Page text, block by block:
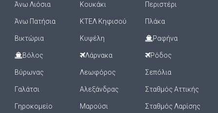
Άνω Λιόσια
Άνω Πατήσια
Βικτώρια
Βόλος
Βύρωνας
Γαλάτσι
Γηροκομείο
Κουκάκι
ΚΤΕΛ Κηφισού
Κυψέλη
Λάρνακα
Λεωφόρος
Αλεξάνδρας
Μαρούσι
Περιστέρι
Πλάκα
Ραφήνα
Ρόδος
Σεπόλια
Σταθμός Αττικής
Σταθμός Λαρίσης